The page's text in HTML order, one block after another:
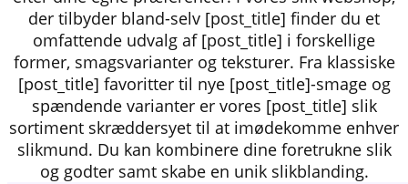
der tilbyder bland-selv [post_title] finder du et
omfattende udvalg af [post_title] i forskellige
former, smagsvarianter og teksturer. Fra klassiske
[post_title] favoritter til nye [post_title]-smage og
spændende varianter er vores [post_title] slik
sortiment skræddersyet til at imødekomme enhver
slikmund. Du kan kombinere dine foretrukne slik
og godter samt skabe en unik slikblanding.